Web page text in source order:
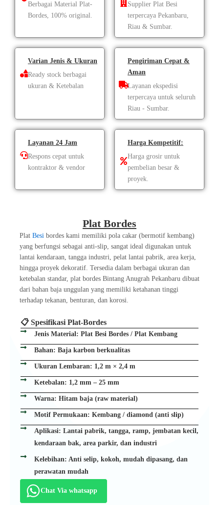
Berbagai Material Plat-
Bordes, 100% original.
Supplier Plat Besi
terpercaya Pekanbaru,
Riau & Sumbar.
Varian Jenis & Ukuran
Ready stock berbagai
ukuran & Ketebalan
Pengiriman Cepat &
Aman
Layanan ekspedisi
terpercaya untuk seluruh
Riau - Sumbar.
Layanan 24 Jam
Respons cepat untuk
kontraktor & vendor
Harga Kompetitif:
Harga grosir untuk
pembelian besar &
proyek.
Plat Bordes
Plat Besi bordes kami memiliki pola cakar (bermotif kembang)
yang berfungsi sebagai anti-slip, sangat ideal digunakan untuk
lantai kendaraan, tangga industri, pelat lantai pabrik, area kerja,
hingga proyek dekoratif. Tersedia dalam berbagai ukuran dan
ketebalan standar, plat bordes Bintang Anugrah Pekanbaru dibuat
dari bahan baja unggulan yang memiliki ketahanan tinggi
terhadap tekanan, benturan, dan korosi.
📋 Spesifikasi Plat-Bordes
Jenis Material: Plat Besi Bordes / Plat Kembang
Bahan: Baja karbon berkualitas
Ukuran Lembaran: 1,2 m × 2,4 m
Ketebalan: 1,2 mm – 25 mm
Warna: Hitam baja (raw material)
Motif Permukaan: Kembang / diamond (anti slip)
Aplikasi: Lantai pabrik, tangga, ramp, jembatan kecil,
kendaraan bak, area parkir, dan industri
Kelebihan: Anti selip, kokoh, mudah dipasang, dan
perawatan mudah
Chat Via whatsapp